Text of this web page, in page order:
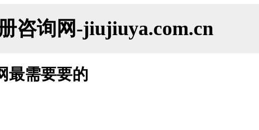
咨询网-jiujiuya.com.cn
最需要要的